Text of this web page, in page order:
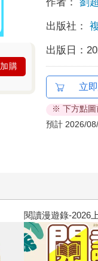
加購
出版社：
出版日：
立
※ 下方點圖
預計 2026/
飢